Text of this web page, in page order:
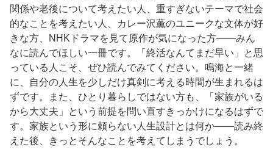
関係や老後について考えたい人、重すぎないテーマで社会
的なことを考えたい人、カレー沢薫のユニークな文体が好
きな方、NHKドラマを見て原作が気になった方——みん
なに読んでほしい一冊です。「終活なんてまだ早い」と思
っている人こそ、ぜひ読んでみてください。鳴海と一緒
に、自分の人生を少しだけ真剣に考える時間が生まれるは
ずです。また、ひとり暮らしではない方も、「家族がいる
から大丈夫」という前提を問い直すきっかけになるはずで
す。家族という形に頼らない人生設計とは何か——読み終
えた後、きっとそんなことを考えてしまうでしょう。